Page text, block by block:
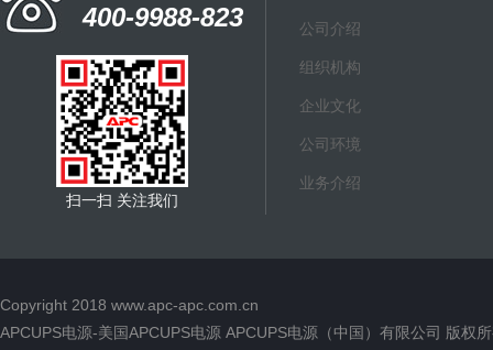
400-9988-823
扫一扫 关注我们
公司介绍
组织机构
企业文化
公司环境
业务介绍
Copyright 2018 www.apc-apc.com.cn
APCUPS电源-美国APCUPS电源 APCUPS电源（中国）有限公司 版权